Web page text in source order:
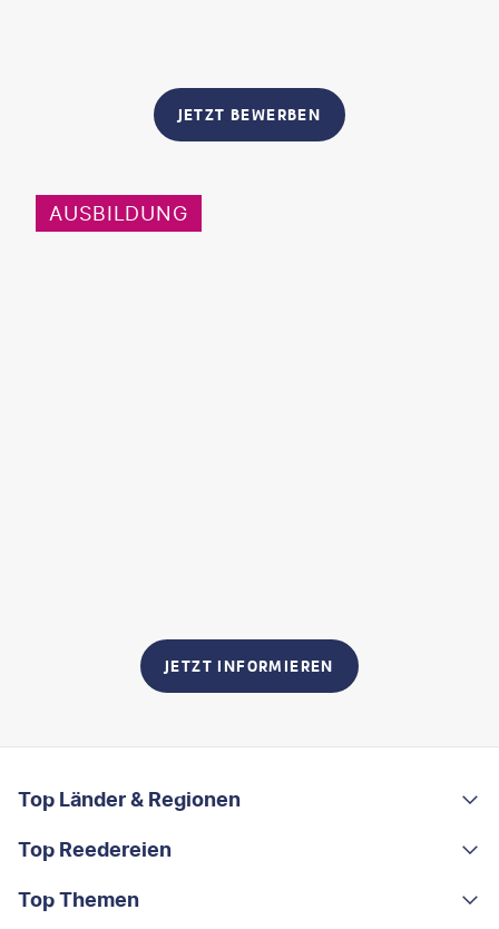
JETZT BEWERBEN
AUSBILDUNG
JETZT INFORMIEREN
Footer navigation
Top Länder & Regionen
Portugal
Albanien
Top Reedereien
AIDA
Top Themen